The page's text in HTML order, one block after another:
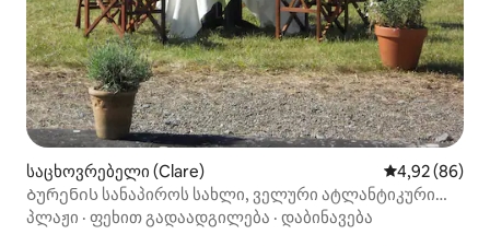
საცხოვრებელი (Clare) საშუალო
4,92 (86)
Ბურენის სანაპიროს სახლი, ველური ატლანტიკური
გზა ბალივონი
პლაჟი · ფეხით გადაადგილება · დაბინავება